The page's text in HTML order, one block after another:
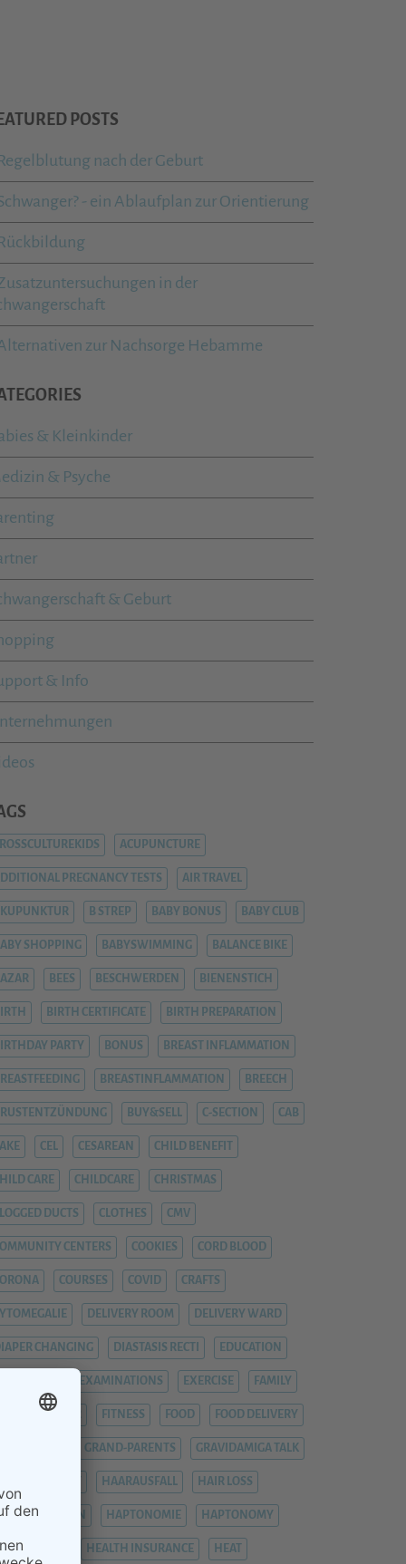
POSTS
nach der Geburt
- ein Ablaufplan zur Orientierung
in der
zur Nachsorge Hebamme
& Kleinkinder
& Psyche
& Geburt
& Info
ACUPUNCTURE
PREGNANCY TESTS AIR TRAVEL
B STREP BABY BONUS BABY CLUB
SHOPPING BABYSWIMMING BALANCE BIKE
BEES BESCHWERDEN BIENENSTICH
BIRTH CERTIFICATE BIRTH PREPARATION
PARTY BONUS BREAST INFLAMMATION
BREASTINFLAMMATION BREECH
BUY&SELL C-SECTION CAB
CEL CESAREAN CHILD BENEFIT
CARE CHILDCARE CHRISTMAS
DUCTS CLOTHES CMV
CENTERS COOKIES CORD BLOOD
COURSES COVID CRAFTS
DELIVERY ROOM DELIVERY WARD
CHANGING DIASTASIS RECTI EDUCATION
EXAMINATIONS EXERCISE FAMILY
FIEBER FITNESS FOOD FOOD DELIVERY
GRAND-PARENTS GRAVIDAMIGA TALK
HAARAUSFALL HAIR LOSS
HAPTONOMIE HAPTONOMY
HEALTH INSURANCE HEAT